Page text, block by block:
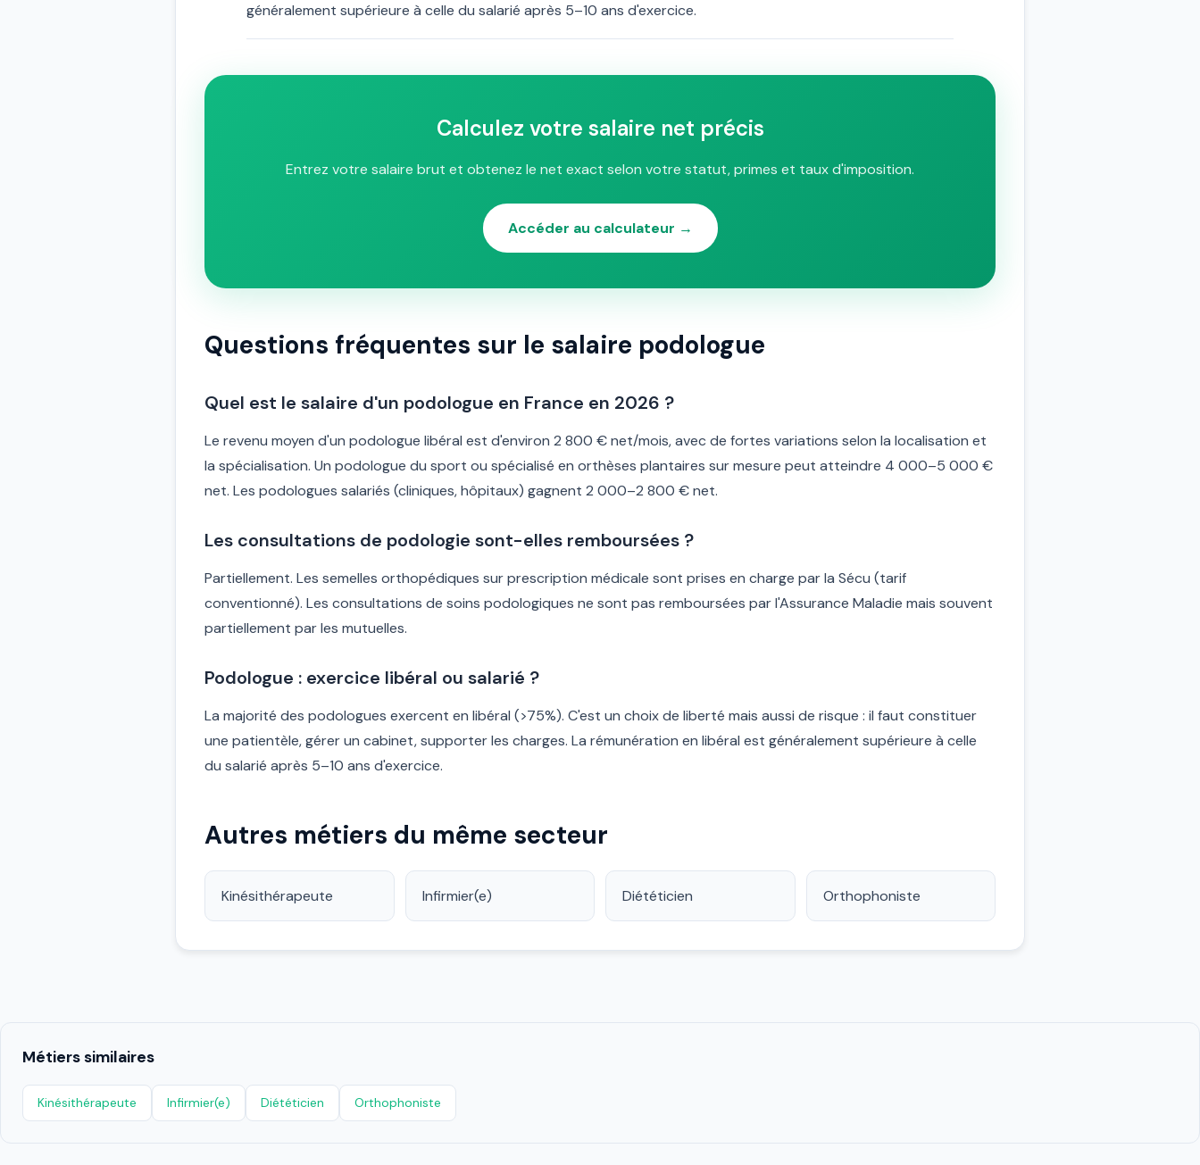
généralement supérieure à celle du salarié après 5–10 ans d'exercice.
Calculez votre salaire net précis
Entrez votre salaire brut et obtenez le net exact selon votre statut, primes et taux d'imposition.
Accéder au calculateur →
Questions fréquentes sur le salaire podologue
Quel est le salaire d'un podologue en France en 2026 ?
Le revenu moyen d'un podologue libéral est d'environ 2 800 € net/mois, avec de fortes variations selon la localisation et
la spécialisation. Un podologue du sport ou spécialisé en orthèses plantaires sur mesure peut atteindre 4 000–5 000 €
net. Les podologues salariés (cliniques, hôpitaux) gagnent 2 000–2 800 € net.
Les consultations de podologie sont-elles remboursées ?
Partiellement. Les semelles orthopédiques sur prescription médicale sont prises en charge par la Sécu (tarif
conventionné). Les consultations de soins podologiques ne sont pas remboursées par l'Assurance Maladie mais souvent
partiellement par les mutuelles.
Podologue : exercice libéral ou salarié ?
La majorité des podologues exercent en libéral (>75%). C'est un choix de liberté mais aussi de risque : il faut constituer
une patientèle, gérer un cabinet, supporter les charges. La rémunération en libéral est généralement supérieure à celle
du salarié après 5–10 ans d'exercice.
Autres métiers du même secteur
Kinésithérapeute Infirmier(e) Diététicien Orthophoniste
Métiers similaires
Kinésithérapeute Infirmier(e) Diététicien Orthophoniste